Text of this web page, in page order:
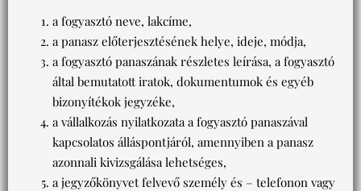
a fogyasztó neve, lakcíme,
a panasz előterjesztésének helye, ideje, módja,
a fogyasztó panaszának részletes leírása, a fogyasztó
által bemutatott iratok, dokumentumok és egyéb
bizonyítékok jegyzéke,
a vállalkozás nyilatkozata a fogyasztó panaszával
kapcsolatos álláspontjáról, amennyiben a panasz
azonnali kivizsgálása lehetséges,
a jegyzőkönyvet felvevő személy és – telefonon vagy